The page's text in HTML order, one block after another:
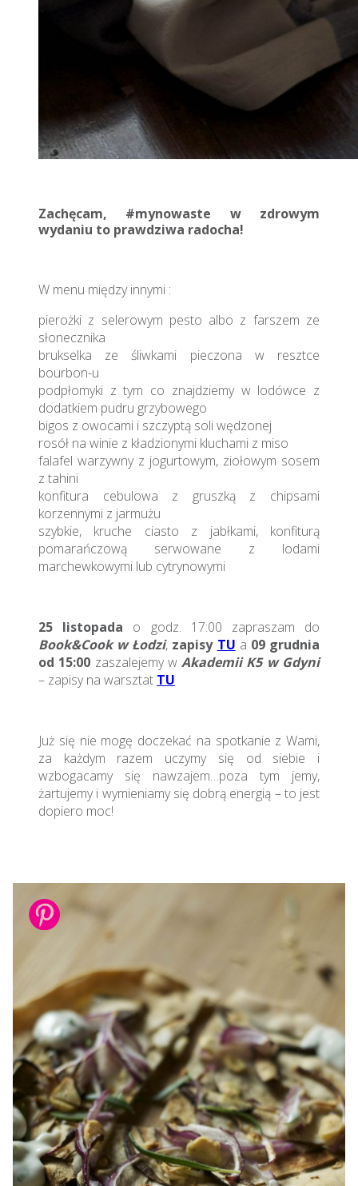
Zachęcam, #mynowaste w zdrowym
wydaniu to prawdziwa radocha!
W menu między innymi :
pierożki z selerowym pesto albo z farszem ze
słonecznika
brukselka ze śliwkami pieczona w resztce
bourbon-u
podpłomyki z tym co znajdziemy w lodówce z
dodatkiem pudru grzybowego
bigos z owocami i szczyptą soli wędzonej
rosół na winie z kładzionymi kluchami z miso
falafel warzywny z jogurtowym, ziołowym sosem
z tahini
konfitura cebulowa z gruszką z chipsami
korzennymi z jarmużu
szybkie, kruche ciasto z jabłkami, konfiturą
pomarańczową serwowane z lodami
marchewkowymi lub cytrynowymi
25 listopada o godz. 17:00 zapraszam do
Book&Cook w Łodzi, zapisy TU a 09 grudnia
od 15:00 zaszalejemy wAkademii K5 w Gdyni
– zapisy na warsztat TU
Już się nie mogę doczekać na spotkanie z Wami,
za każdym razem uczymy się od siebie i
wzbogacamy się nawzajem…poza tym jemy,
żartujemy i wymieniamy się dobrą energią – to jest
dopiero moc!